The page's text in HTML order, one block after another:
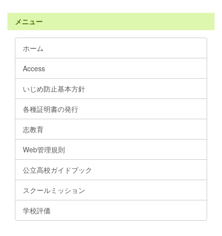
メニュー
ホーム
Access
いじめ防止基本方針
各種証明書の発行
志教育
Web管理規則
公立高校ガイドブック
スクールミッション
学校評価